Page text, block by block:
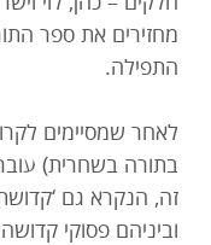
מחזירים את ספר
התפילה.
לאחר שמסיימים
בתורה בשחרית)
זה, הנקרא גם
וביניהם פסוקי